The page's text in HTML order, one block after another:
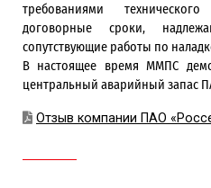
требованиями
договорные сроки,
сопутствующие работы по
В настоящее время ММПС
центральный аварийный запас
Отзыв компании ПАО